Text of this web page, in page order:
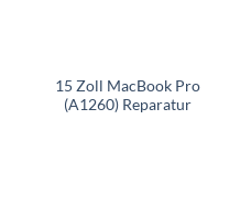
15 Zoll MacBook Pro
(A1260) Reparatur